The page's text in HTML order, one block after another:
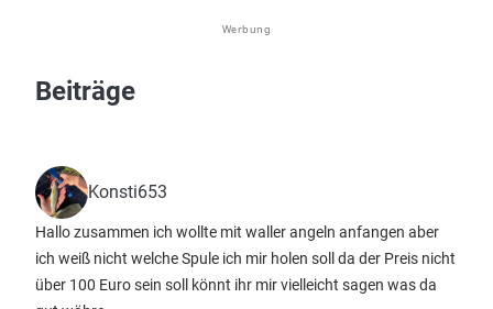
Werbung
Beiträge
Konsti653
Hallo zusammen ich wollte mit waller angeln anfangen aber
ich weiß nicht welche Spule ich mir holen soll da der Preis nicht
über 100 Euro sein soll könnt ihr mir vielleicht sagen was da